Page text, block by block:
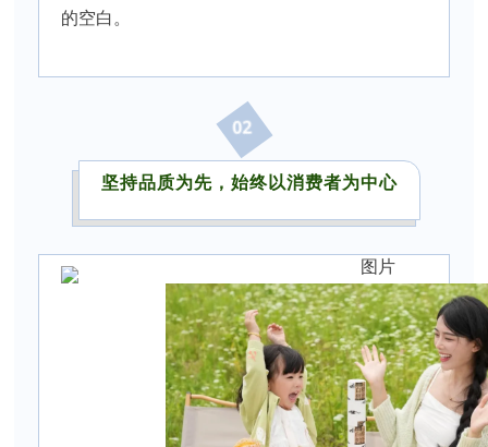
的空白。
02
坚持品质为先，始终以消费者为中心